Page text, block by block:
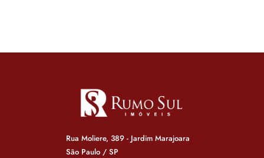
Rua Moliere, 389 - Jardim Marajoara
São Paulo / SP